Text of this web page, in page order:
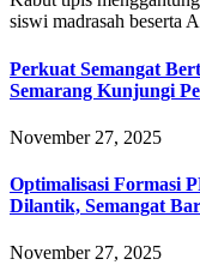
siswi madrasah beserta
Perkuat Semangat
Semarang Kunjungi
November 27, 2025
Optimalisasi Formasi
Dilantik, Semangat
November 27, 2025